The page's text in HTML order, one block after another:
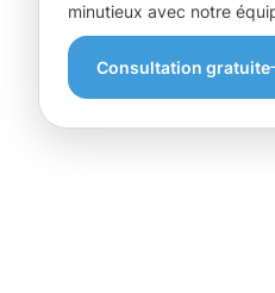
minutieux avec notre
Consultation gratuite